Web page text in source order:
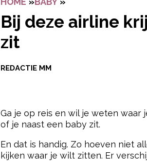
Bij deze airline
zit
REDACTIE MM
Ga je op reis en wil je weten waar
of je naast een baby zit.
En dat is handig. Zo hoeven niet
kijken waar je wilt zitten. Er